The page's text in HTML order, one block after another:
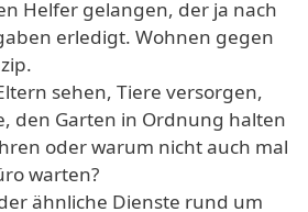
Helfer gelangen, der ja nach
erledigt. Wohnen gegen
sehen, Tiere versorgen,
den Garten in Ordnung halten
oder warum nicht auch mal
warten?
ähnliche Dienste rund um